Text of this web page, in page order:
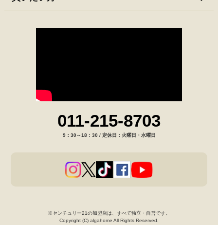
011-215-8703
9：30～18：30 / 定休日：火曜日・水曜日
※センチュリー21の加盟店は、すべて独立・自営です。
Copyright (C) algahome All Rights Reserved.